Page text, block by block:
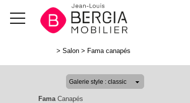
> Salon > Fama canapés
FamaCanapés